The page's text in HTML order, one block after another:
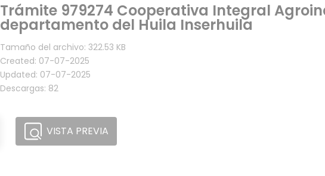
Trámite 979274 Cooperativa Integral
departamento del Huila Inserhuila
Tamaño del archivo: 322.53 KB
Created: 07-07-2025
Updated: 07-07-2025
Descargas: 82
VISTA PREVIA